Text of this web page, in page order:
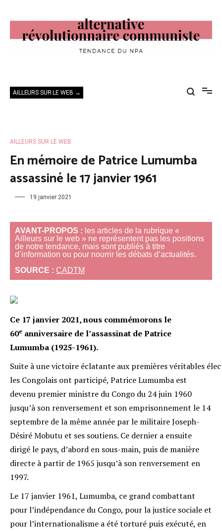
contenu
AILLEURS SUR LE WEB →
AILLEURS SUR LE WEB
En mémoire de Patrice Lumumba
assassiné le 17 janvier 1961
19 janvier 2021
AVANT-PROPOS : les articles de la rubrique «
Ailleurs sur le web » ne représentent pas les positions
de notre tendance, mais sont publiés à titre
d’information ou pour nourrir les débats d’actualités.
SOURCE : CADTM
Ce 17 janvier 2021, nous commémorons le
60e anniversaire de l’assassinat de Patrice
Lumumba (1925-1961).
Suite à une victoire éclatante aux premières véritables
les Congolais ont participé, Patrice Lumumba est
devenu premier ministre du Congo du 24 juin 1960
jusqu’à son renversement et son emprisonnement le 14
septembre de la même année par le militaire Joseph-
Désiré Mobutu et ses soutiens. Ce dernier a ensuite
dirigé le pays, d’abord en sous-main, puis de manière
directe à partir de 1965 jusqu’à son renversement en
1997.
Le 17 janvier 1961, Lumumba, ce grand combattant
pour l’indépendance du Congo, pour la justice sociale et
pour l’internationalisme a été torturé puis exécuté, en